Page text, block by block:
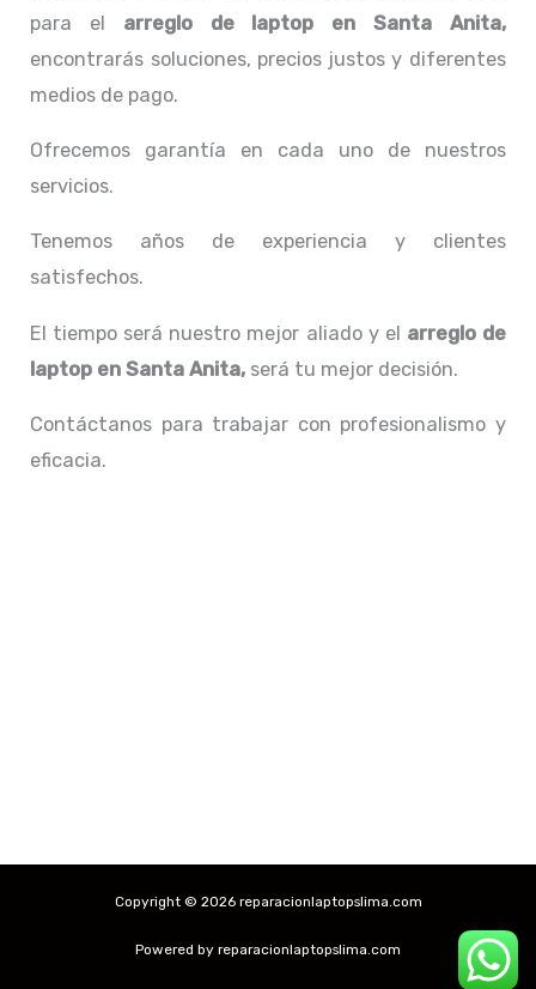
para el arreglo de laptop en Santa Anita,
encontrarás soluciones, precios justos y diferentes
medios de pago.
Ofrecemos garantía en cada uno de nuestros
servicios.
Tenemos años de experiencia y clientes
satisfechos.
El tiempo será nuestro mejor aliado y el arreglo de
laptop en Santa Anita, será tu mejor decisión.
Contáctanos para trabajar con profesionalismo y
eficacia.
Copyright © 2026 reparacionlaptopslima.com
Powered by reparacionlaptopslima.com